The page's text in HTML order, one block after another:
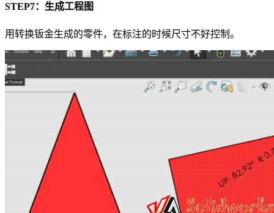
STEP7：生成工程图
用转换钣金生成的零件，在标注的时候尺寸不好控制。